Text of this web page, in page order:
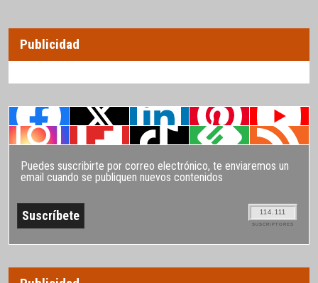
Publicidad
Puedes suscribirte por correo electrónico, te enviaremos un
email cuando se publiquen nuevos contenidos
114.111
SUSCRIPTORES